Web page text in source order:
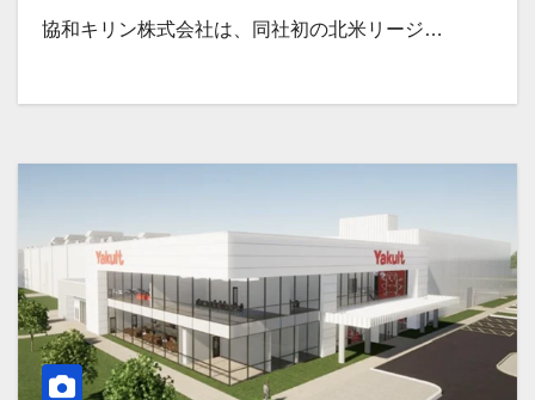
協和キリン株式会社は、同社初の北米リージ…